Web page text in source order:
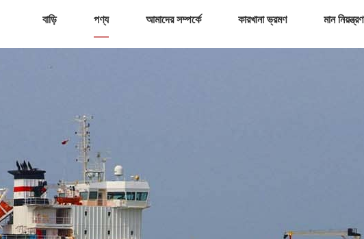
বাড়ি পণ্য আমাদের সম্পর্কে কারখানা ভ্রমণ মান নিয়ন্ত্রণ